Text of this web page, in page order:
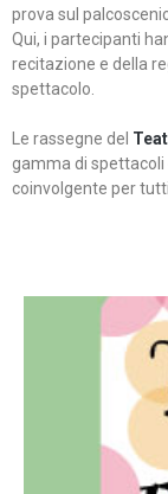
prova sul
Qui, i partecipanti
recitazione e della
spettacolo.
Le rassegne del
gamma di spettacoli
coinvolgente per
per far